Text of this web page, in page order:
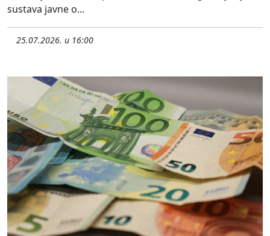
sustava javne o...
25.07.2026. u 16:00